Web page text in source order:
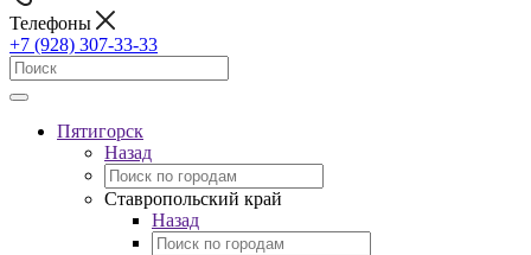
Телефоны
+7 (928) 307-33-33
Пятигорск
Назад
Ставропольский край
Назад